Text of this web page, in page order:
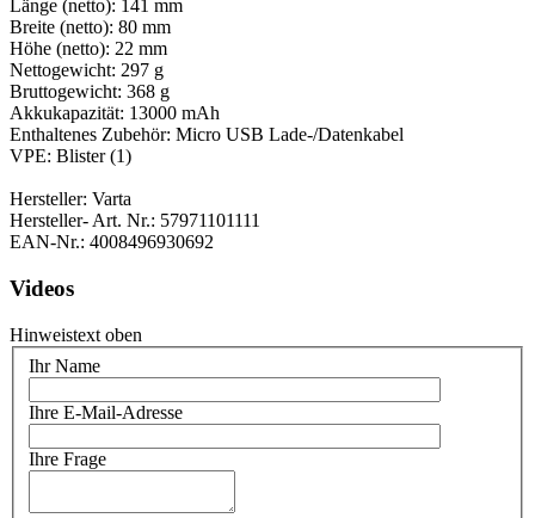
Länge (netto): 141 mm
Breite (netto): 80 mm
Höhe (netto): 22 mm
Nettogewicht: 297 g
Bruttogewicht: 368 g
Akkukapazität: 13000 mAh
Enthaltenes Zubehör: Micro USB Lade-/Datenkabel
VPE: Blister (1)
Hersteller: Varta
Hersteller- Art. Nr.: 57971101111
EAN-Nr.: 4008496930692
Videos
Hinweistext oben
Ihr Name
Ihre E-Mail-Adresse
Ihre Frage